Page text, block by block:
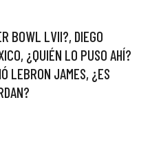
BOWL LVII?, DIEGO
¿QUIÉN LO PUSO AHÍ?
LEBRON JAMES, ¿ES